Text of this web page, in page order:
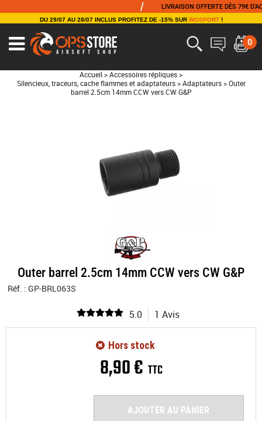
LIVRAISON OFFERTE DÈS 79€ D'ACHAT
DU 29/07 AU 28/07 INCLUS PROFITEZ DE -15% SUR WOSPORT!
0
Accueil > Accessoires répliques >
Silencieux, traceurs, cache flammes et adaptateurs > Adaptateurs > Outer
barrel 2.5cm 14mm CCW vers CW G&P
Outer barrel 2.5cm 14mm CCW vers CW G&P
Réf. : GP-BRL063S
5.0 1 Avis
8,90€ TTC
Hors stock
AJOUTER AU PANIER